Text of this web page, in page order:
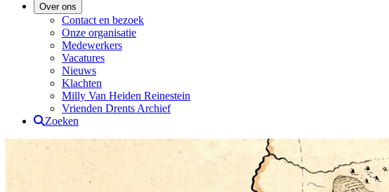
Over ons
Contact en bezoek
Onze organisatie
Medewerkers
Vacatures
Nieuws
Klachten
Milly Van Heiden Reinestein
Vrienden Drents Archief
Zoeken
Drents Archief